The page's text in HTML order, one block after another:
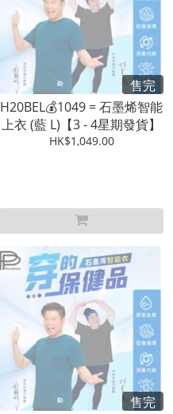
售完
H20BEL💰1049 = 石墨烯智能
上衣 (藍 L)【3 - 4星期發貨】
HK$1,049.00
售完